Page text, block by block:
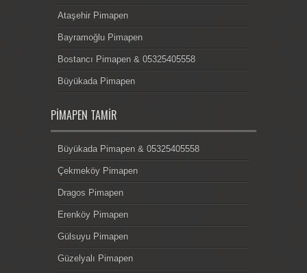
Ataşehir Pimapen
Bayramoğlu Pimapen
Bostancı Pimapen & 05325405558
Büyükada Pimapen
PIMAPEN TAMIR
Büyükada Pimapen & 05325405558
Çekmeköy Pimapen
Dragos Pimapen
Erenköy Pimapen
Gülsuyu Pimapen
Güzelyalı Pimapen